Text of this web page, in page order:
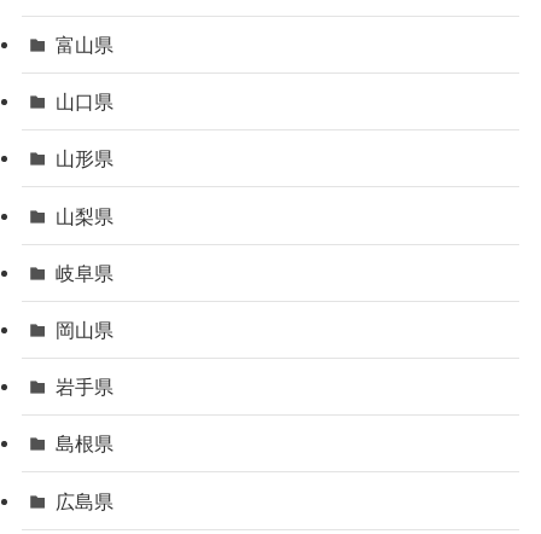
富山県
山口県
山形県
山梨県
岐阜県
岡山県
岩手県
島根県
広島県